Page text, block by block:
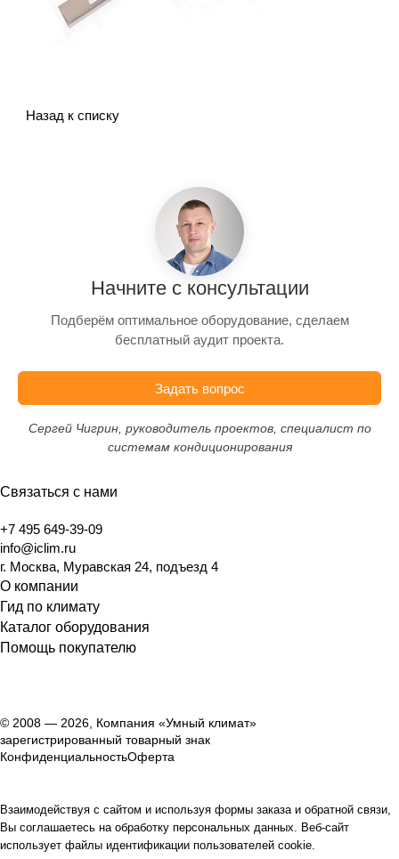
Назад к списку
Начните с консультации
Подберём оптимальное оборудование, сделаем
бесплатный аудит проекта.
Задать вопрос
Сергей Чигрин, руководитель проектов, специалист по
системам кондиционирования
Связаться с нами
+7 495 649-39-09
info@iclim.ru
г. Москва, Муравская 24, подъезд 4
О компании
Гид по климату
Каталог оборудования
Помощь покупателю
© 2008 — 2026, Компания «Умный климат»
зарегистрированный товарный знак
КонфиденциальностьОферта
Взаимодействуя с сайтом и используя формы заказа и обратной связи,
Вы соглашаетесь на обработку персональных данных. Веб-сайт
использует файлы идентификации пользователей cookie.